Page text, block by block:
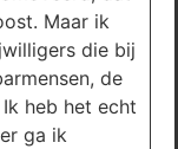
Maar ik
die bij
de
heb het echt
ga ik